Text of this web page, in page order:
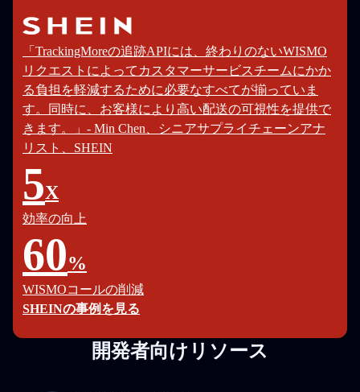
「TrackingMoreの追跡APIには、終わりのないWISMO
リクエストによってカスタマーサービスチームにかか
る負担を軽減するために必要なすべてが揃っていま
す。同時に、お客様により高い配送の可視性を提供で
きます。」- Min Chen、シニアサプライチェーンアナ
リスト、SHEIN
5X
効率の向上
60%
WISMOコールの削減
SHEINの事例を見る
開発者向けリソース